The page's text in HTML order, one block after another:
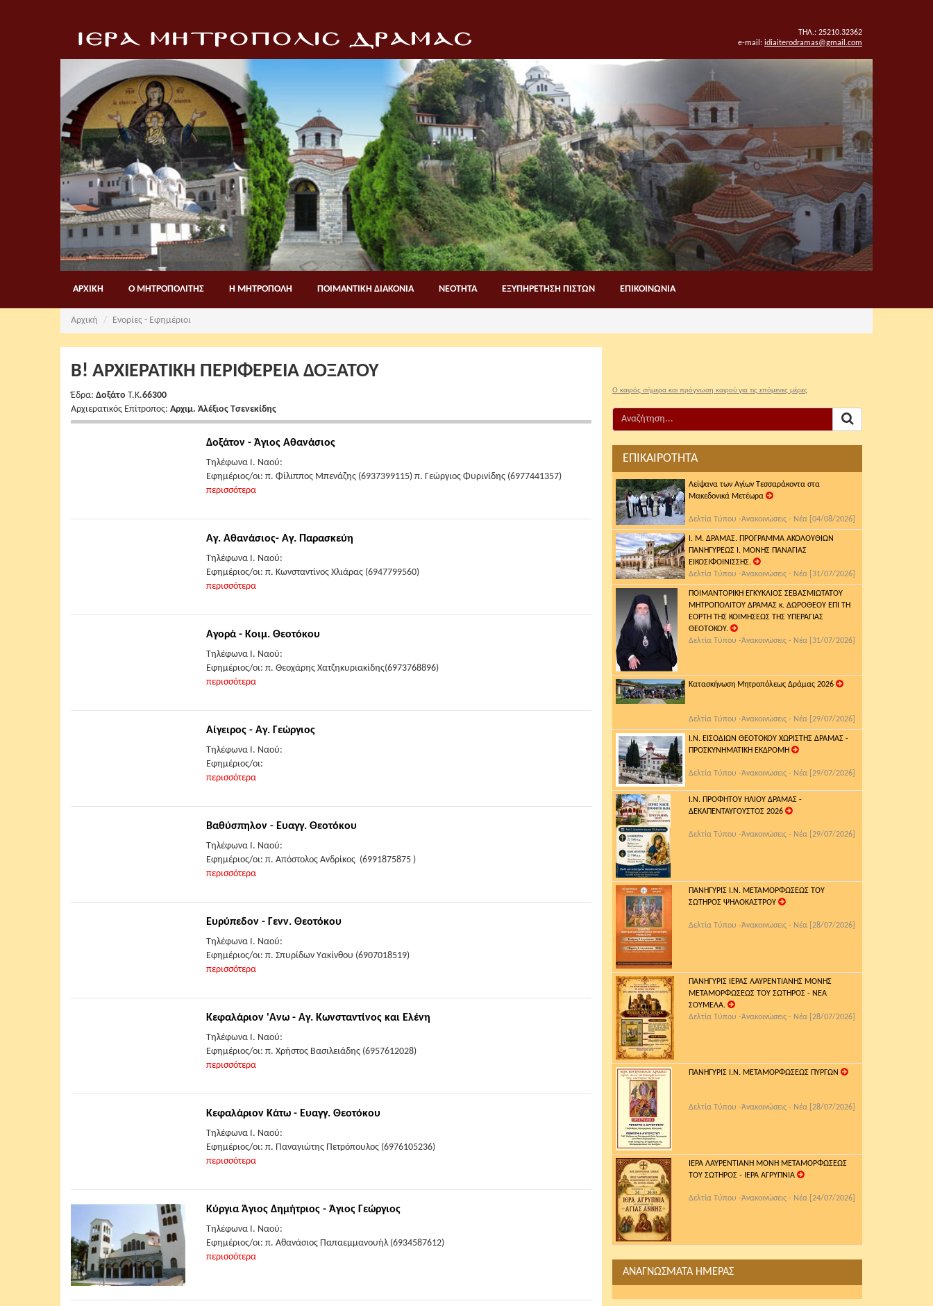
ΤΗΛ.: 25210.32362
e-mail: idiaiterodramas@gmail.com
ΑΡΧΙΚΗ Ο ΜΗΤΡΟΠΟΛΙΤΗΣ Η ΜΗΤΡΟΠΟΛΗ ΠΟΙΜΑΝΤΙΚΗ ΔΙΑΚΟΝΙΑ ΝΕΟΤΗΤΑ ΕΞΥΠΗΡΕΤΗΣΗ ΠΙΣΤΩΝ ΕΠΙΚΟΙΝΩΝΙΑ
Αρχική Ενορίες - Εφημέριοι
Β! ΑΡΧΙΕΡΑΤΙΚΗ ΠΕΡΙΦΕΡΕΙΑ ΔΟΞΑΤΟΥ
Έδρα: Δοξάτο Τ.Κ.66300
Αρχιερατικός Επίτροπος: Αρχιμ. Ἀλέξιος Τσενεκίδης
Δοξάτον - Άγιος Αθανάσιος
Τηλέφωνα Ι. Ναού:
Εφημέριος/οι: π. Φίλιππος Μπενάζης (6937399115) π. Γεώργιος Φυρινίδης (6977441357)
περισσότερα
Αγ. Αθανάσιος- Αγ. Παρασκεύη
Τηλέφωνα Ι. Ναού:
Εφημέριος/οι: π. Κωνσταντίνος Χλιάρας (6947799560)
περισσότερα
Αγορά - Κοιμ. Θεοτόκου
Τηλέφωνα Ι. Ναού:
Εφημέριος/οι: π. Θεοχάρης Χατζηκυριακίδης(6973768896)
περισσότερα
Αίγειρος - Αγ. Γεώργιος
Τηλέφωνα Ι. Ναού:
Εφημέριος/οι:
περισσότερα
Βαθύσπηλον - Ευαγγ. Θεοτόκου
Τηλέφωνα Ι. Ναού:
Εφημέριος/οι: π. Απόστολος Ανδρίκος (6991875875 )
περισσότερα
Ευρύπεδον - Γενν. Θεοτόκου
Τηλέφωνα Ι. Ναού:
Εφημέριος/οι: π. Σπυρίδων Υακίνθου (6907018519)
περισσότερα
Κεφαλάριον 'Ανω - Αγ. Κωνσταντίνος και Ελένη
Τηλέφωνα Ι. Ναού:
Εφημέριος/οι: π. Χρήστος Βασιλειάδης (6957612028)
περισσότερα
Κεφαλάριον Κάτω - Ευαγγ. Θεοτόκου
Τηλέφωνα Ι. Ναού:
Εφημέριος/οι: π. Παναγιώτης Πετρόπουλος (6976105236)
περισσότερα
Κύργια Άγιος Δημήτριος - Άγιος Γεώργιος
Τηλέφωνα Ι. Ναού:
Εφημέριος/οι: π. Αθανάσιος Παπαεμμανουήλ (6934587612)
περισσότερα
Ο καιρός σήμερα και πρόγνωση καιρού για τις επόμενες μέρες
ΕΠΙΚΑΙΡΟΤΗΤΑ
Λείψανα των Αγίων Τεσσαράκοντα στα
Μακεδονικά Μετέωρα
Δελτία Τύπου -Ἀνακοινώσεις - Νέα [04/08/2026]
Ι. Μ. ΔΡΑΜΑΣ. ΠΡΟΓΡΑΜΜΑ ΑΚΟΛΟΥΘΙΩΝ
ΠΑΝΗΓΥΡΕΩΣ Ι. ΜΟΝΗΣ ΠΑΝΑΓΙΑΣ
ΕΙΚΟΣΙΦΟΙΝΙΣΣΗΣ.
Δελτία Τύπου -Ἀνακοινώσεις - Νέα [31/07/2026]
ΠΟΙΜΑΝΤΟΡΙΚΗ ΕΓΚΥΚΛΙΟΣ ΣΕΒΑΣΜΙΩΤΑΤΟΥ
ΜΗΤΡΟΠΟΛΙΤΟΥ ΔΡΑΜΑΣ κ. ΔΩΡΟΘΕΟΥ ΕΠΙ ΤΗ
ΕΟΡΤΗ ΤΗΣ ΚΟΙΜΗΣΕΩΣ ΤΗΣ ΥΠΕΡΑΓΙΑΣ
ΘΕΟΤΟΚΟΥ.
Δελτία Τύπου -Ἀνακοινώσεις - Νέα [31/07/2026]
Κατασκήνωση Μητροπόλεως Δράμας 2026
Δελτία Τύπου -Ἀνακοινώσεις - Νέα [29/07/2026]
Ι.Ν. ΕΙΣΟΔΙΩΝ ΘΕΟΤΟΚΟΥ ΧΩΡΙΣΤΗΣ ΔΡΑΜΑΣ -
ΠΡΟΣΚΥΝΗΜΑΤΙΚΗ ΕΚΔΡΟΜΗ
Δελτία Τύπου -Ἀνακοινώσεις - Νέα [29/07/2026]
Ι.Ν. ΠΡΟΦΗΤΟΥ ΗΛΙΟΥ ΔΡΑΜΑΣ -
ΔΕΚΑΠΕΝΤΑΥΓΟΥΣΤΟΣ 2026
Δελτία Τύπου -Ἀνακοινώσεις - Νέα [29/07/2026]
ΠΑΝΗΓΥΡΙΣ Ι.Ν. ΜΕΤΑΜΟΡΦΩΣΕΩΣ ΤΟΥ
ΣΩΤΗΡΟΣ ΨΗΛΟΚΑΣΤΡΟΥ
Δελτία Τύπου -Ἀνακοινώσεις - Νέα [28/07/2026]
ΠΑΝΗΓΥΡΙΣ ΙΕΡΑΣ ΛΑΥΡΕΝΤΙΑΝΗΣ ΜΟΝΗΣ
ΜΕΤΑΜΟΡΦΩΣΕΩΣ ΤΟΥ ΣΩΤΗΡΟΣ - ΝΕΑ
ΣΟΥΜΕΛΑ.
Δελτία Τύπου -Ἀνακοινώσεις - Νέα [28/07/2026]
ΠΑΝΗΓΥΡΙΣ Ι.Ν. ΜΕΤΑΜΟΡΦΩΣΕΩΣ ΠΥΡΓΩΝ
Δελτία Τύπου -Ἀνακοινώσεις - Νέα [28/07/2026]
ΙΕΡΑ ΛΑΥΡΕΝΤΙΑΝΗ ΜΟΝΗ ΜΕΤΑΜΟΡΦΩΣΕΩΣ
ΤΟΥ ΣΩΤΗΡΟΣ - ΙΕΡΑ ΑΓΡΥΠΝΙΑ
Δελτία Τύπου -Ἀνακοινώσεις - Νέα [24/07/2026]
ΑΝΑΓΝΩΣΜΑΤΑ ΗΜΕΡΑΣ